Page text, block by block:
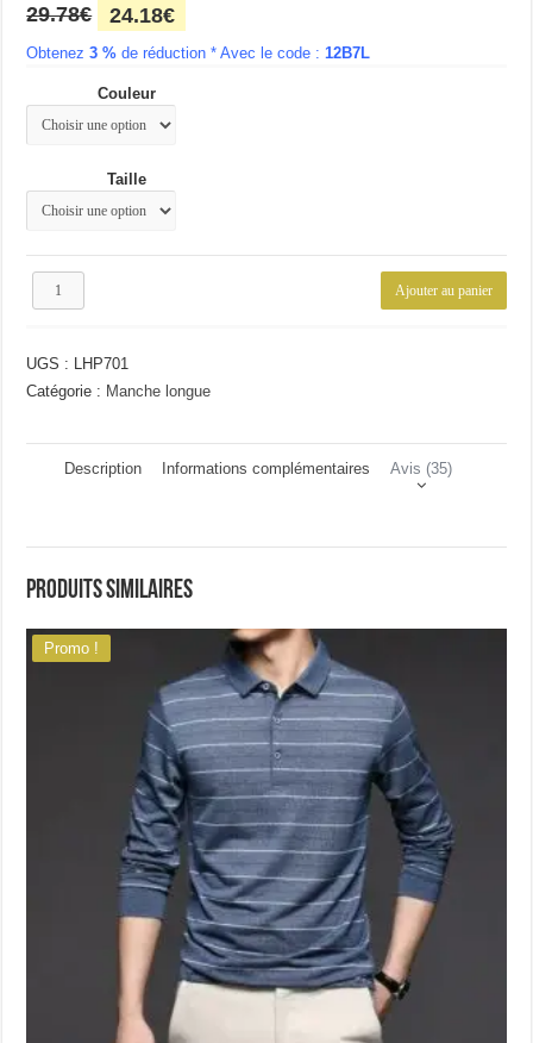
29.78€
Le
prix
initial
29.78€.
24.18€
prix
actuel
Obtenez3 % de réduction * Avec le code :12B7L
Couleur
Taille
quantité
casual
Ajouter au panier
UGS : LHP701
Catégorie : Manche longue
Description Informations complémentaires Avis (35)
Produits similaires
Promo !